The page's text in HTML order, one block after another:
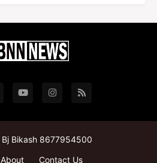
Bj Bikash 8677954500
About Contact Us